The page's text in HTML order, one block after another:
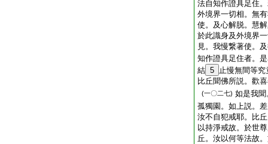
法自知作證具足住
外境界一切相。無
使。及心解脱。慧
於此識身及外境界
見。我慢繋著使。
知作證具足住者。
結 5 止慢無間等究
比丘聞佛所説。歡
(一〇二七) 如是我
孤獨園。如上説。
汝不自犯戒耶。比
以持淨戒故。於世
丘。汝以何等法故